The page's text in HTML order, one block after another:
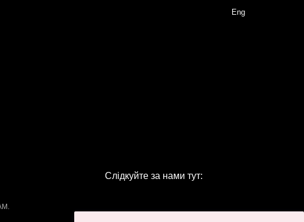
Eng
.
Слідкуйте за нами тут: